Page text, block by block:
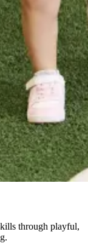
through playful,